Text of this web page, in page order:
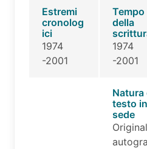
Estremi
cronolog
ici
1974
-2001
Tempo
della
1974
-2001
Natura
testo in
sede